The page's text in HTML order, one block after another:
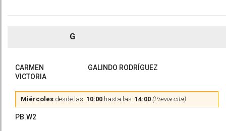
G
CARMEN
VICTORIA
GALINDO RODRÍGUEZ
Miércoles desde las: 10:00 hasta las: 14:00 (Previa cita)
PB.W2